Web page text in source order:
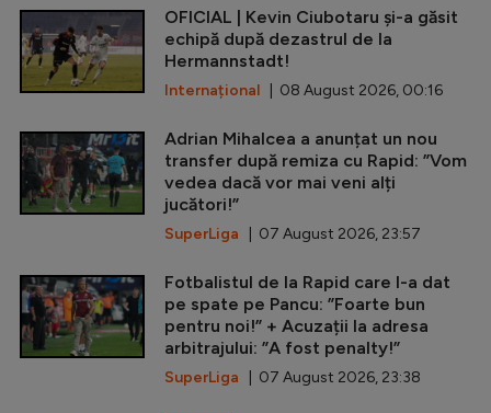
OFICIAL | Kevin Ciubotaru și-a găsit
echipă după dezastrul de la
Hermannstadt!
Internațional | 08 August 2026, 00:16
Adrian Mihalcea a anunțat un nou
transfer după remiza cu Rapid: ”Vom
vedea dacă vor mai veni alți
jucători!”
SuperLiga | 07 August 2026, 23:57
Fotbalistul de la Rapid care l-a dat
pe spate pe Pancu: ”Foarte bun
pentru noi!” + Acuzații la adresa
arbitrajului: ”A fost penalty!”
SuperLiga | 07 August 2026, 23:38